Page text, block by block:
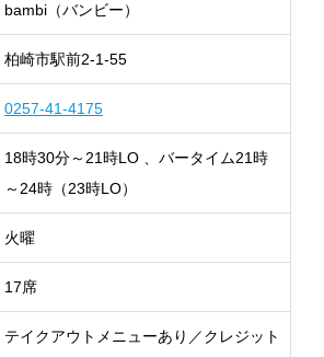
bambi（バンビー）
柏崎市駅前2-1-55
0257-41-4175
18時30分～21時LO 、バータイム21時
～24時（23時LO）
火曜
17席
テイクアウトメニューあり／クレジット